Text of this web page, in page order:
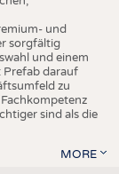
und
sorgfältig
und einem
Prefab darauf
zu
sind als die
MORE